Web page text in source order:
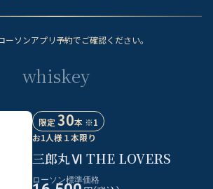
ソンアプリ予約でご確認ください。
whiskey
限定30本 ※1
お1人様１本限り
三郎丸Ⅵ THE LOVERS
ローソン標準価格